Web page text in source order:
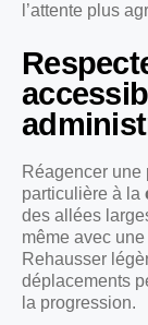
l’attente plus
Réagencer une
particulière à la
des allées
même avec
Rehausser
déplacements
la progression.